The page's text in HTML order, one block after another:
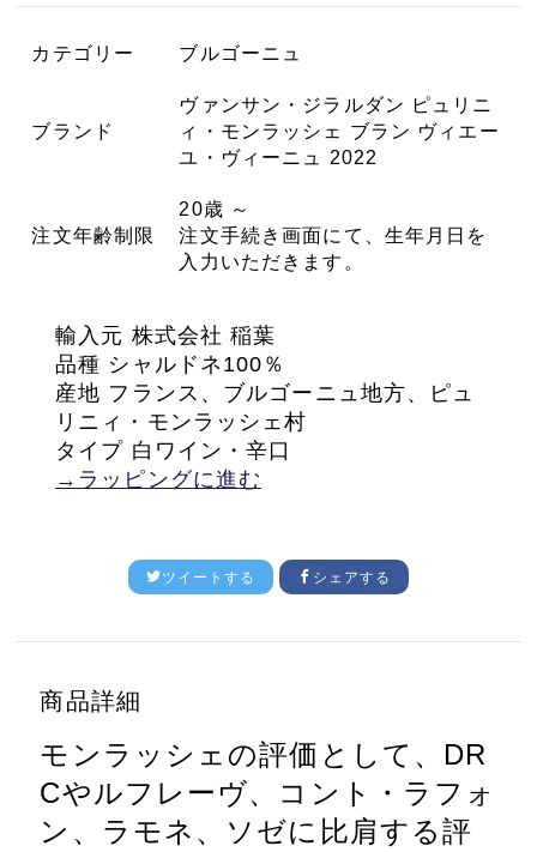
カテゴリー ブルゴーニュ
ブランド
ヴァンサン・ジラルダン ピュリニ
ィ・モンラッシェ ブラン ヴィエー
ユ・ヴィーニュ 2022
注文年齢制限
20歳 ～
注文手続き画面にて、生年月日を
入力いただきます。
輸入元 株式会社 稲葉
品種 シャルドネ100％
産地 フランス、ブルゴーニュ地方、ピュ
リニィ・モンラッシェ村
タイプ 白ワイン・辛口
→ラッピングに進む
ツイートする シェアする
商品詳細
モンラッシェの評価として、DR
Cやルフレーヴ、コント・ラフォ
ン、ラモネ、ソゼに比肩する評